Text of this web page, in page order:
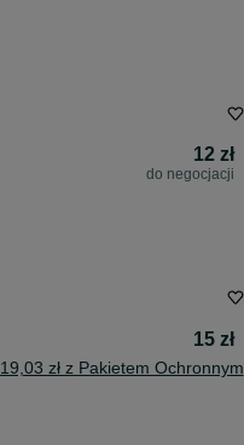
12 zł
do negocjacji
15 zł
19,03 zł z Pakietem Ochronnym